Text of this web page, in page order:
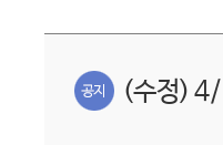
(수정) 4/